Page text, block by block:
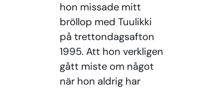
hon missade mitt
bröllop med Tuulikki
på trettondagsafton
1995. Att hon verkligen
gått miste om något
när hon aldrig har